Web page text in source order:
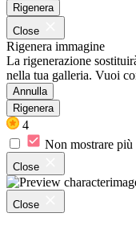
Rigenera
Close
Rigenera immagine
La rigenerazione
nella tua galleria. Vuoi
Annulla
Rigenera
4
Non mostrare più
Close
Close